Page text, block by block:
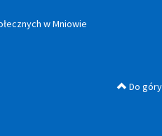
w Mniowie
Do góry